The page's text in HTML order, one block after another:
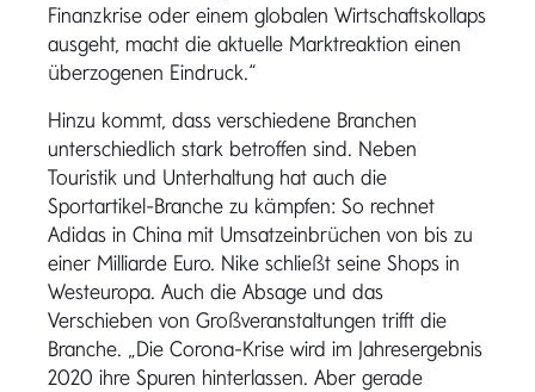
Finanzkrise oder einem globalen Wirtschaftskollaps
ausgeht, macht die aktuelle Marktreaktion einen
überzogenen Eindruck.“
Hinzu kommt, dass verschiedene Branchen
unterschiedlich stark betroffen sind. Neben
Touristik und Unterhaltung hat auch die
Sportartikel-Branche zu kämpfen: So rechnet
Adidas in China mit Umsatzeinbrüchen von bis zu
einer Milliarde Euro. Nike schließt seine Shops in
Westeuropa. Auch die Absage und das
Verschieben von Großveranstaltungen trifft die
Branche. „Die Corona-Krise wird im Jahresergebnis
2020 ihre Spuren hinterlassen. Aber gerade